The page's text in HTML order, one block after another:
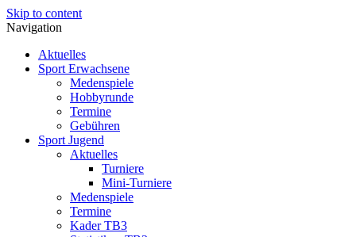
Skip to content
Navigation
Aktuelles
Sport Erwachsene
Medenspiele
Hobbyrunde
Termine
Gebühren
Sport Jugend
Aktuelles
Turniere
Mini-Turniere
Medenspiele
Termine
Kader TB3